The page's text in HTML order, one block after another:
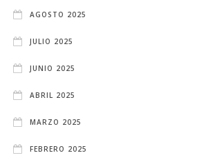
AGOSTO 2025
JULIO 2025
JUNIO 2025
ABRIL 2025
MARZO 2025
FEBRERO 2025